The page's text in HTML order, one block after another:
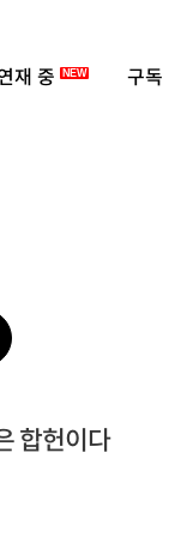
재 중 NEW 구독
합헌이다